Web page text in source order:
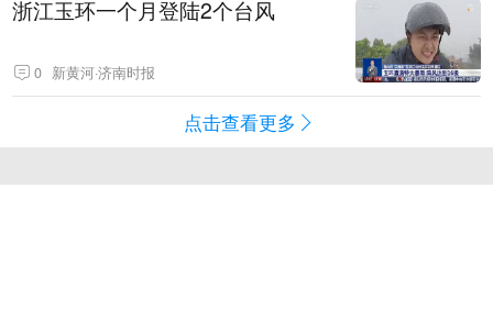
浙江玉环一个月登陆2个台风
0 新黄河·济南时报
点击查看更多